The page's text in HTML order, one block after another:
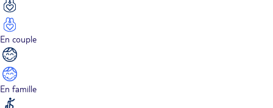
En couple
En famille